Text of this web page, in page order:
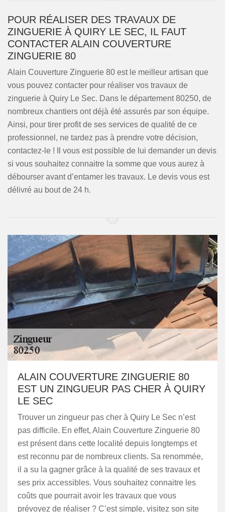
POUR RÉALISER DES TRAVAUX DE
ZINGUERIE À QUIRY LE SEC, IL FAUT
CONTACTER ALAIN COUVERTURE
ZINGUERIE 80
Alain Couverture Zinguerie 80 est le meilleur artisan que
vous pouvez contacter pour réaliser vos travaux de
zinguerie à Quiry Le Sec. Dans le département 80250, de
nombreux chantiers ont déjà été assurés par son équipe.
Ainsi, pour tirer profit de ses services de qualité de ce
professionnel, ne tardez pas à prendre votre décision,
contactez-le ! Il vous est possible de lui demander un devis
si vous souhaitez connaitre la somme que vous aurez à
débourser avant d’entamer les travaux. Le devis vous est
délivré au bout de 24 h.
ALAIN COUVERTURE ZINGUERIE 80
EST UN ZINGUEUR PAS CHER À QUIRY
LE SEC
Trouver un zingueur pas cher à Quiry Le Sec n’est
pas difficile. En effet, Alain Couverture Zinguerie 80
est présent dans cette localité depuis longtemps et
est reconnu par de nombreux clients. Sa renommée,
il a su la gagner grâce à la qualité de ses travaux et
ses prix accessibles. Vous souhaitez connaitre les
coûts que pourrait avoir les travaux que vous
prévoyez de réaliser ? C’est simple, visitez son site